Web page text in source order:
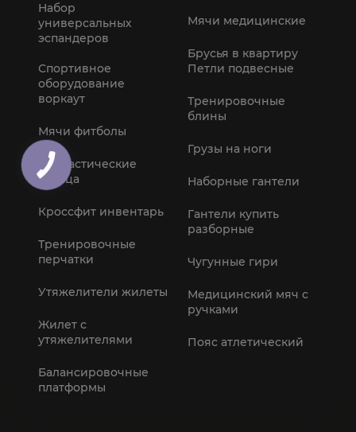
Набор
универсальных
эспандеров
Мячи медицинские
Брусья в квартиру
Спортивное
оборудование
воркаут
Мячи фитболы
Гимнастические
кольца
Кроссфит инвентарь
Тренировочные
перчатки
Утяжелители жилеты
Жилет с
утяжелителями
Балансировочные
платформы
Петли подвесные
Тренировочные
блины
Грузы на ноги
Наборные гантели
Гантели купить
разборные
Чугунные гири
Медицинский мяч с
ручками
Пояс атлетический